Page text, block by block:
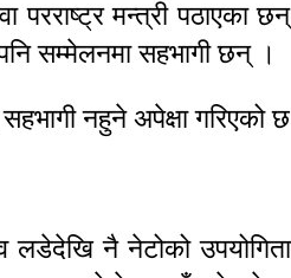
परराष्ट्र मन्त्री
सम्मेलनमा सहभागी छन् ।
नहुने अपेक्षा गरिएको
लडेदेखि नै नेटोको